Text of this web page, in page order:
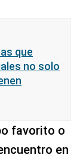
que
no solo
favorito o
en